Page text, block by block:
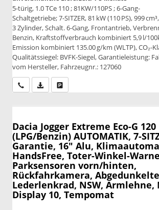
5-türig, 1.0 TCe 110 ; 81KW/110PS ; 6-Gang-
Schaltgetriebe; 7-SITZER, 81 kW (110 PS), 999 cm³,
3 Zylinder, Schalt. 6-Gang, Frontantrieb,
Benzin, Kraftstoffverbrauch kombiniert 5,9 l/
Emission kombiniert 135.00 g/km (WLTP), CO₂-
Qualitätssiegel: BVFK-Siegel, Garantieleistung:
vom Hersteller, Fahrzeugnr.: 127060
Wir rufen Sie anPDF-Datei, Fahrzeugexposé drucken
Dacia Jogger Extreme Eco-G 120
(LPG/Benzin) AUTOMATIK, 7-
Garantie, 16" Alu,
HandsFree, Toter-Winkel-
Parksensoren vorn/hinten,
Rückfahrkamera,
Lederlenkrad, NSW, Armlehne,
Display 10, Tempomat